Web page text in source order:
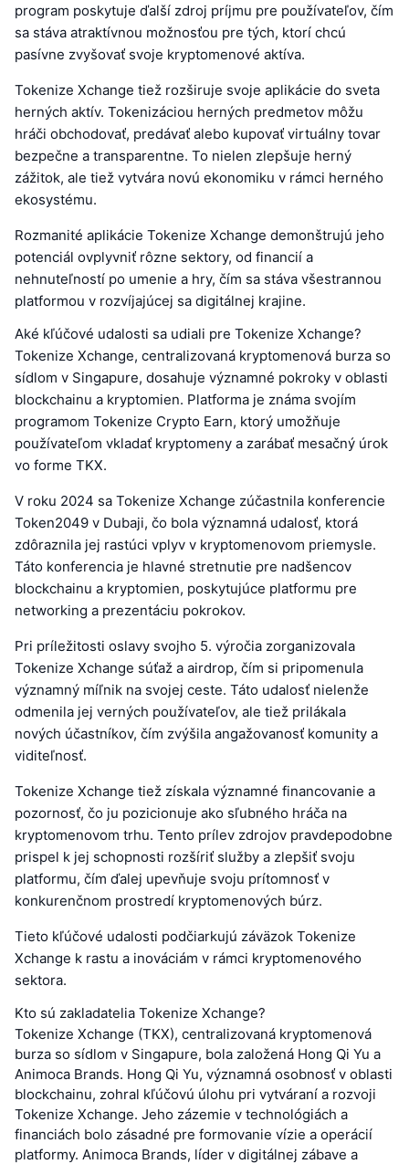
program poskytuje ďalší zdroj príjmu pre používateľov, čím
sa stáva atraktívnou možnosťou pre tých, ktorí chcú
pasívne zvyšovať svoje kryptomenové aktíva.
Tokenize Xchange tiež rozširuje svoje aplikácie do sveta
herných aktív. Tokenizáciou herných predmetov môžu
hráči obchodovať, predávať alebo kupovať virtuálny tovar
bezpečne a transparentne. To nielen zlepšuje herný
zážitok, ale tiež vytvára novú ekonomiku v rámci herného
ekosystému.
Rozmanité aplikácie Tokenize Xchange demonštrujú jeho
potenciál ovplyvniť rôzne sektory, od financií a
nehnuteľností po umenie a hry, čím sa stáva všestrannou
platformou v rozvíjajúcej sa digitálnej krajine.
Aké kľúčové udalosti sa udiali pre Tokenize Xchange?
Tokenize Xchange, centralizovaná kryptomenová burza so
sídlom v Singapure, dosahuje významné pokroky v oblasti
blockchainu a kryptomien. Platforma je známa svojím
programom Tokenize Crypto Earn, ktorý umožňuje
používateľom vkladať kryptomeny a zarábať mesačný úrok
vo forme TKX.
V roku 2024 sa Tokenize Xchange zúčastnila konferencie
Token2049 v Dubaji, čo bola významná udalosť, ktorá
zdôraznila jej rastúci vplyv v kryptomenovom priemysle.
Táto konferencia je hlavné stretnutie pre nadšencov
blockchainu a kryptomien, poskytujúce platformu pre
networking a prezentáciu pokrokov.
Pri príležitosti oslavy svojho 5. výročia zorganizovala
Tokenize Xchange súťaž a airdrop, čím si pripomenula
významný míľnik na svojej ceste. Táto udalosť nielenže
odmenila jej verných používateľov, ale tiež prilákala
nových účastníkov, čím zvýšila angažovanosť komunity a
viditeľnosť.
Tokenize Xchange tiež získala významné financovanie a
pozornosť, čo ju pozicionuje ako sľubného hráča na
kryptomenovom trhu. Tento prílev zdrojov pravdepodobne
prispel k jej schopnosti rozšíriť služby a zlepšiť svoju
platformu, čím ďalej upevňuje svoju prítomnosť v
konkurenčnom prostredí kryptomenových búrz.
Tieto kľúčové udalosti podčiarkujú záväzok Tokenize
Xchange k rastu a inováciám v rámci kryptomenového
sektora.
Kto sú zakladatelia Tokenize Xchange?
Tokenize Xchange (TKX), centralizovaná kryptomenová
burza so sídlom v Singapure, bola založená Hong Qi Yu a
Animoca Brands. Hong Qi Yu, významná osobnosť v oblasti
blockchainu, zohral kľúčovú úlohu pri vytváraní a rozvoji
Tokenize Xchange. Jeho zázemie v technológiách a
financiách bolo zásadné pre formovanie vízie a operácií
platformy. Animoca Brands, líder v digitálnej zábave a